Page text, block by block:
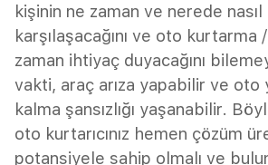
kişinin ne zaman ve nerede
karşılaşacağını ve oto kurtarma
zaman ihtiyaç duyacağını
vakti, araç arıza yapabilir ve oto
kalma şansızlığı yaşanabilir.
oto kurtarıcınız hemen çözüm
potansiyele sahip olmalı ve